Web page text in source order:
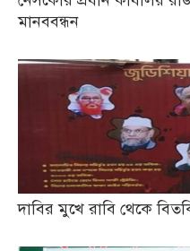
মানববন্ধন
দাবির মুখে রাবি থেকে